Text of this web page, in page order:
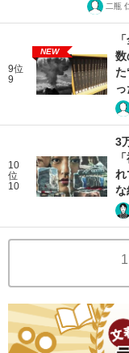
二瓶
9位
9
NEW
数
10
位
10
3
れ
な